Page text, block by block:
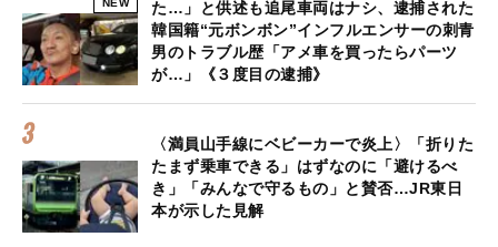
NEW
た…」と供述も追尾車両はナシ、逮捕された
韓国籍“元ボンボン”インフルエンサーの刺青
男のトラブル歴「アメ車を買ったらパーツ
が…」《３度目の逮捕》
〈満員山手線にベビーカーで炎上〉「折りた
たまず乗車できる」はずなのに「避けるべ
き」「みんなで守るもの」と賛否…JR東日
本が示した見解